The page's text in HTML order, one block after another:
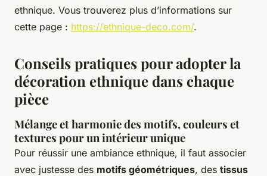
ethnique. Vous trouverez plus d’informations sur
cette page : https://ethnique-deco.com/.
Conseils pratiques pour adopter la
décoration ethnique dans chaque
pièce
Mélange et harmonie des motifs, couleurs et
textures pour un intérieur unique
Pour réussir une ambiance ethnique, il faut associer
avec justesse des motifs géométriques, des tissus